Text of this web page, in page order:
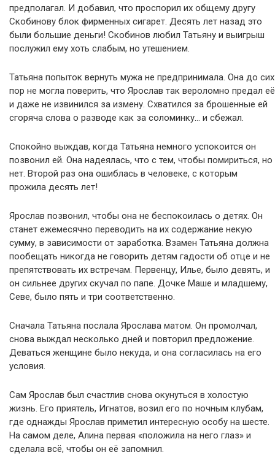
предполагал. И добавил, что проспорил их общему другу
Скобинову блок фирменных сигарет. Десять лет назад это
были большие деньги! Скобинов любил Татьяну и выигрыш
послужил ему хоть слабым, но утешением.
Татьяна попыток вернуть мужа не предпринимала. Она до сих
пор не могла поверить, что Ярослав так вероломно предал её
и даже не извинился за измену. Схватился за брошенные ей
сгоряча слова о разводе как за соломинку… и сбежал.
Спокойно выждав, когда Татьяна немного успокоится он
позвонил ей. Она надеялась, что с тем, чтобы помириться, но
нет. Второй раз она ошиблась в человеке, с которым
прожила десять лет!
Ярослав позвонил, чтобы она не беспокоилась о детях. Он
станет ежемесячно переводить на их содержание некую
сумму, в зависимости от заработка. Взамен Татьяна должна
пообещать никогда не говорить детям гадости об отце и не
препятствовать их встречам. Первенцу, Илье, было девять, и
он сильнее других скучал по папе. Дочке Маше и младшему,
Севе, было пять и три соответственно.
Сначала Татьяна послала Ярослава матом. Он промолчал,
снова выждал несколько дней и повторил предложение.
Деваться женщине было некуда, и она согласилась на его
условия.
Сам Ярослав был счастлив снова окунуться в холостую
жизнь. Его приятель, Игнатов, возил его по ночным клубам,
где однажды Ярослав приметил интересную особу на шесте.
На самом деле, Алина первая «положила на него глаз» и
сделала всё, чтобы он её запомнил.